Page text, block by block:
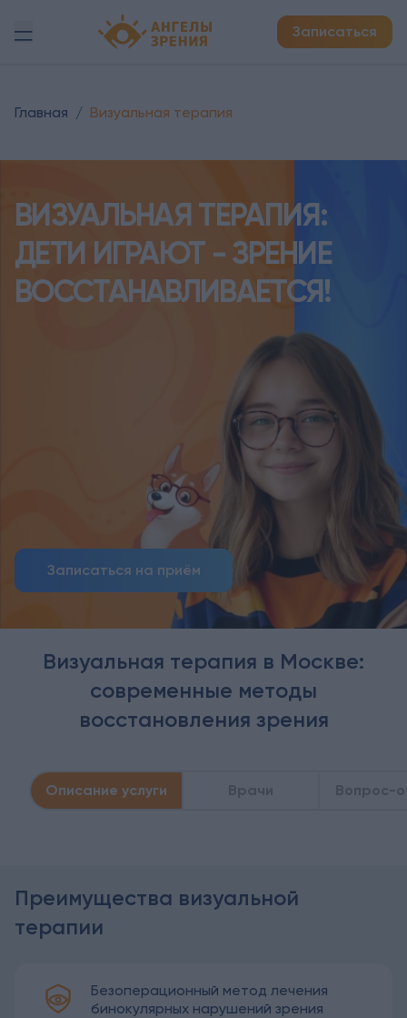
Детская офтальмология Ангелы зрения!
Записаться
Главная / Визуальная терапия
ВИЗУАЛЬНАЯ ТЕРАПИЯ:
ДЕТИ ИГРАЮТ - ЗРЕНИЕ
ВОССТАНАВЛИВАЕТСЯ!
Записаться на приём
Визуальная терапия в Москве:
современные методы
восстановления зрения
Описание услуги
Преимущества визуальной
терапии
Безоперационный метод лечения
бинокулярных нарушений зрения